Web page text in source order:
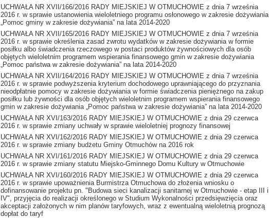
UCHWAŁA NR XVII/166/2016 RADY MIEJSKIEJ W OTMUCHOWIE z dnia 7 września
2016 r. w sprawie ustanowienia wieloletniego programu osłonowego w zakresie dożywiania
„Pomoc gminy w zakresie dożywiania” na lata 2014-2020
UCHWAŁA NR XVII/165/2016 RADY MIEJSKIEJ W OTMUCHOWIE z dnia 7 września
2016 r. w sprawie określenia zasad zwrotu wydatków w zakresie dożywiania w formie
posiłku albo świadczenia rzeczowego w postaci produktów żywnościowych dla osób
objętych wieloletnim programem wspierania finansowego gmin w zakresie dożywiania
„Pomoc państwa w zakresie dożywiania” na lata 2014-2020
UCHWAŁA NR XVII/164/2016 RADY MIEJSKIEJ W OTMUCHOWIE z dnia 7 września
2016 r. w sprawie podwyższenia kryterium dochodowego uprawniającego do przyznania
nieodpłatnie pomocy w zakresie dożywiania w formie świadczenia pieniężnego na zakup
posiłku lub żywności dla osób objętych wieloletnim programem wspierania finansowego
gmin w zakresie dożywiania „Pomoc państwa w zakresie dożywiania” na lata 2014-2020
UCHWAŁA NR XVI/163/2016 RADY MIEJSKIEJ W OTMUCHOWIE z dnia 29 czerwca
2016 r. w sprawie zmiany uchwały w sprawie wieloletniej prognozy finansowej
UCHWAŁA NR XVI/162/2016 RADY MIEJSKIEJ W OTMUCHOWIE z dnia 29 czerwca
2016 r. w sprawie zmiany budżetu Gminy Otmuchów na 2016 rok
UCHWAŁA NR XVI/161/2016 RADY MIEJSKIEJ W OTMUCHOWIE z dnia 29 czerwca
2016 r. w sprawie zmiany statutu Miejsko-Gminnego Domu Kultury w Otmuchowie
UCHWAŁA NR XVI/160/2016 RADY MIEJSKIEJ W OTMUCHOWIE z dnia 29 czerwca
2016 r. w sprawie upoważnienia Burmistrza Otmuchowa do złożenia wniosku o
dofinansowanie projektu pn. "Budowa sieci kanalizacji sanitarnej w Otmuchowie - etap III i
IV", przyjęcia do realizacji określonego w Studium Wykonalności przedsięwzięcia oraz
akceptacji założonych w nim planów taryfowych, wraz z ewentualną wieloletnią prognozą
dopłat do taryf